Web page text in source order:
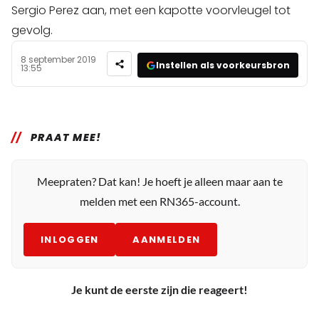
Sergio Perez aan, met een kapotte voorvleugel tot
gevolg.
8 september 2019
13:55 Instellen als voorkeursbron
PRAAT MEE!
Meepraten? Dat kan! Je hoeft je alleen maar aan te
melden met een RN365-account.
INLOGGEN AANMELDEN
Je kunt de eerste zijn die reageert!